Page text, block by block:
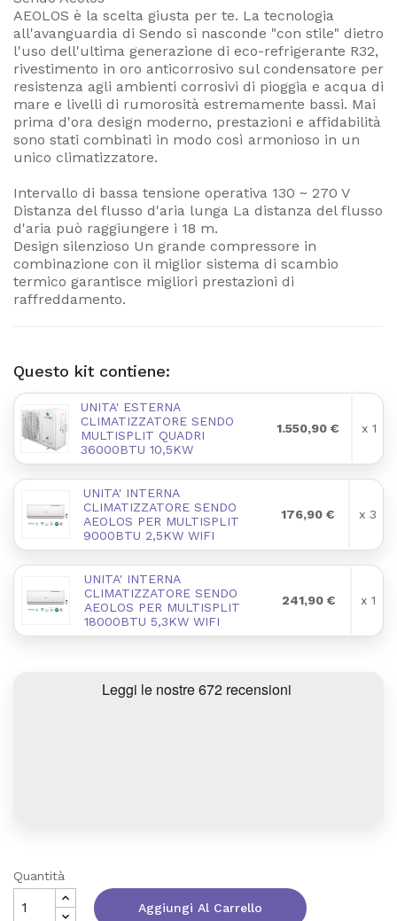
AEOLOS è la scelta giusta per te. La tecnologia
all'avanguardia di Sendo si nasconde "con stile" dietro
l'uso dell'ultima generazione di eco-refrigerante R32,
rivestimento in oro anticorrosivo sul condensatore per
resistenza agli ambienti corrosivi di pioggia e acqua di
mare e livelli di rumorosità estremamente bassi. Mai
prima d'ora design moderno, prestazioni e affidabilità
sono stati combinati in modo così armonioso in un
unico climatizzatore.
Intervallo di bassa tensione operativa 130 ~ 270 V
Distanza del flusso d'aria lunga La distanza del flusso
d'aria può raggiungere i 18 m.
Design silenzioso Un grande compressore in
combinazione con il miglior sistema di scambio
termico garantisce migliori prestazioni di
raffreddamento.
Questo kit contiene:
UNITA' ESTERNA
CLIMATIZZATORE SENDO
MULTISPLIT QUADRI
36000BTU 10,5KW
1.550,90 € x 1
UNITA' INTERNA
CLIMATIZZATORE SENDO
AEOLOS PER MULTISPLIT
9000BTU 2,5KW WIFI
176,90 € x 3
UNITA' INTERNA
CLIMATIZZATORE SENDO
AEOLOS PER MULTISPLIT
18000BTU 5,3KW WIFI
241,90 € x 1
Quantità
Aggiungi Al Carrello